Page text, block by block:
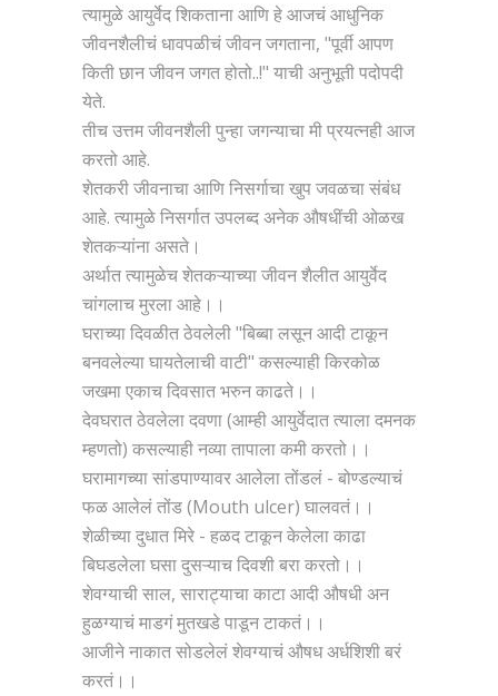
त्यामुळे आयुर्वेद शिकताना आणि हे आजचं आधुनिक
जीवनशैलीचं धावपळीचं जीवन जगताना, "पूर्वी आपण
किती छान जीवन जगत होतो..!" याची अनुभूती पदोपदी
येते.
तीच उत्तम जीवनशैली पुन्हा जगन्याचा मी प्रयत्नही आज
करतो आहे.
शेतकरी जीवनाचा आणि निसर्गाचा खुप जवळचा संबंध
आहे. त्यामुळे निसर्गात उपलब्द अनेक औषधींची ओळख
शेतकऱ्यांना असते।
अर्थात त्यामुळेच शेतकऱ्याच्या जीवन शैलीत आयुर्वेद
चांगलाच मुरला आहे।।
घराच्या दिवळीत ठेवलेली "बिब्बा लसून आदी टाकून
बनवलेल्या घायतेलाची वाटी" कसल्याही किरकोळ
जखमा एकाच दिवसात भरुन काढते।।
देवघरात ठेवलेला दवणा (आम्ही आयुर्वेदात त्याला दमनक
म्हणतो) कसल्याही नव्या तापाला कमी करतो।।
घरामागच्या सांडपाण्यावर आलेला तोंडलं - बोण्डल्याचं
फळ आलेलं तोंड (Mouth ulcer) घालवतं।।
शेळीच्या दुधात मिरे - हळद टाकून केलेला काढा
बिघडलेला घसा दुसऱ्याच दिवशी बरा करतो।।
शेवग्याची साल, साराट्याचा काटा आदी औषधी अन
हुळग्याचं माडगं मुतखडे पाडून टाकतं।।
आजीने नाकात सोडलेलं शेवग्याचं औषध अर्धशिशी बरं
करतं।।